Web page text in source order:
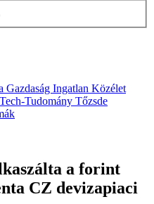
Gazdaság Ingatlan Közélet
Tech-Tudomány Tőzsde
a forint
CZ devizapiaci